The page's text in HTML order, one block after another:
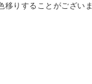
りすることがございま